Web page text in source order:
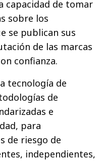
capacidad de tomar
sobre los
se publican sus
de las marcas
confianza.
tecnología de
de
e
para
de riesgo de
independientes,